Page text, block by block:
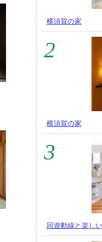
横須賀の家
横須賀の家
回遊動線と楽し